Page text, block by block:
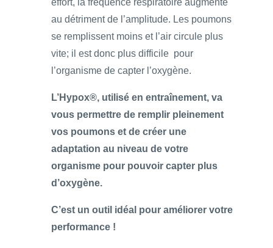
au détriment de l’amplitude. Les poumons
se remplissent moins et l’air circule plus
vite; il est donc plus difficile pour
l’organisme de capter l’oxygène.
L’Hypox®, utilisé en entraînement, va
vous permettre de remplir pleinement
vos poumons et de créer une
adaptation au niveau de votre
organisme pour pouvoir capter plus
d’oxygène.
C’est un outil idéal pour améliorer votre
performance !